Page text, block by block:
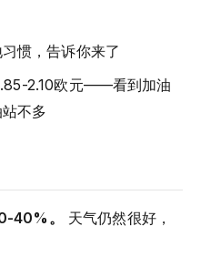
惯，告诉你来了
2.10欧元——看到加油
不多
40%。
天气仍然很好，